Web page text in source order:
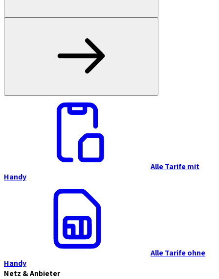
Alle Tarife mit
Handy
Alle Tarife ohne
Handy
Netz & Anbieter